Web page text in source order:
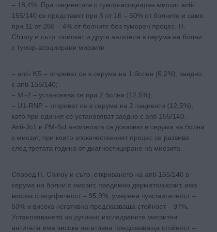
– 18,4%. При пациентите с тумор-асоцииран миозит anti-
155/140 се представят при 8 от 16 – 50% от болните и само
при 11 от 266 – 4% от болните без туморен процес. H.
Chinoy и сътр. описват и други антитела в серума на болни
с тумор-асоциирани миозити
– anti- KS – откриват се в серума на 1 болен (6,2%), заедно
с anti-155/140;
– Mi-2 – установява се при 2 болни (12,5%);
– U1-RNP – откриват се в серума на 2 пациенти (12,5%),
като при единия се установяват заедно с anti-155/140.
Anti-Jo1 и PM-Scl антителата се доказват в серума на болни
с миозит, при които злокачественият процес се развива
след третата година от диагностициране на миозита.
Според H. Chinoy и сътр. откриването на anti-155/140 в
серума на болни с миозит, предимно дерматомиозит, има :
висока специфичност – 95,9%; умерена чувствителност –
50% и висока негативна предсказваща стойност – 97%.
Установяването на рутинно изследваните миозитни
антитела има висока негативна предсказваща стойност –